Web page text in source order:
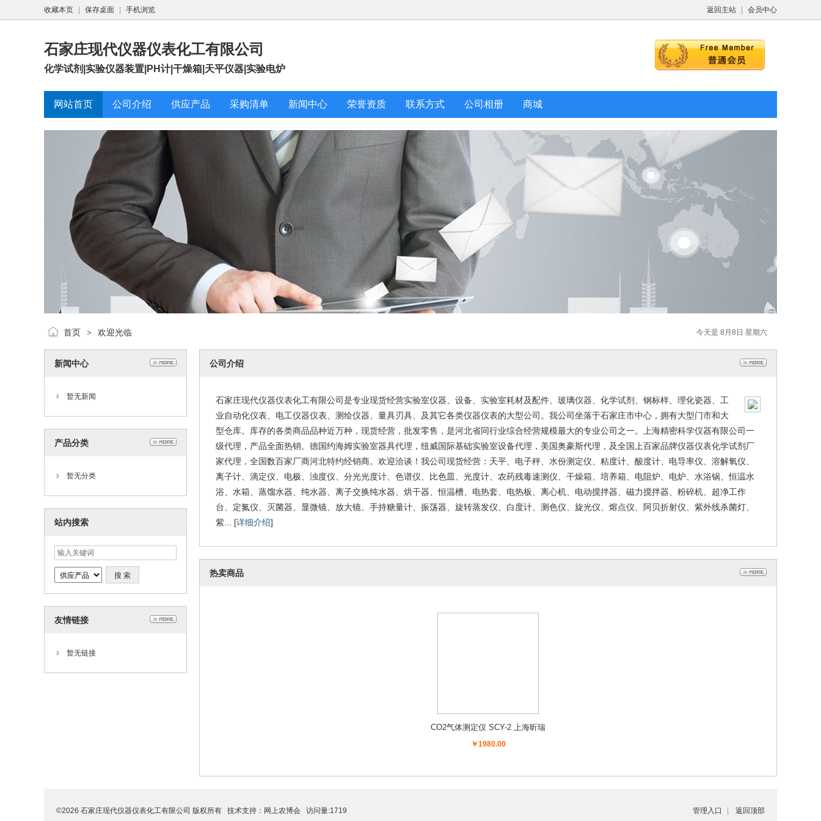
返回主站 会员中心
收藏本页 保存桌面 手机浏览
石家庄现代仪器仪表化工有限公司
化学试剂|实验仪器装置|PH计|干燥箱|天平仪器|实验电炉
网站首页 公司介绍 供应产品 采购清单 新闻中心 荣誉资质 联系方式 公司相册 商城
今天是 8月8日 星期六
首页 > 欢迎光临
新闻中心
暂无新闻
产品分类
暂无分类
站内搜索
友情链接
暂无链接
公司介绍
石家庄现代仪器仪表化工有限公司是专业现货经营实验室仪器、设备、实验室耗材及配件、玻璃仪器、化学试剂、钢标样、理化瓷器、工
业自动化仪表、电工仪器仪表、测绘仪器、量具刃具、及其它各类仪器仪表的大型公司。我公司坐落于石家庄市中心，拥有大型门市和大
型仓库。库存的各类商品品种近万种，现货经营，批发零售，是河北省同行业综合经营规模最大的专业公司之一。上海精密科学仪器有限公司一
级代理，产品全面热销。德国约海姆实验室器具代理，纽威国际基础实验室设备代理，美国奥豪斯代理，及全国上百家品牌仪器仪表化学试剂厂
家代理，全国数百家厂商河北特约经销商。欢迎洽谈！我公司现货经营：天平、电子秤、水份测定仪、粘度计、酸度计、电导率仪、溶解氧仪、
离子计、滴定仪、电极、浊度仪、分光光度计、色谱仪、比色皿、光度计、农药残毒速测仪、干燥箱、培养箱、电阻炉、电炉、水浴锅、恒温水
浴、水箱、蒸馏水器、纯水器、离子交换纯水器、烘干器、恒温槽、电热套、电热板、离心机、电动搅拌器、磁力搅拌器、粉碎机、超净工作
台、定氮仪、灭菌器、显微镜、放大镜、手持糖量计、振荡器、旋转蒸发仪、白度计、测色仪、旋光仪、熔点仪、阿贝折射仪、紫外线杀菌灯、
紫... [详细介绍]
热卖商品
CO2气体测定仪 SCY-2 上海昕瑞
￥1980.00
管理入口 返回顶部
©2026 石家庄现代仪器仪表化工有限公司 版权所有 技术支持： 网上农博会 访问量:1719